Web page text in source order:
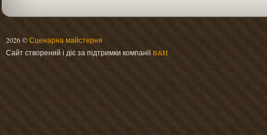
2026 ©Сценарна майстерня
Сайт створений і діє за підтримки компаніїB&H